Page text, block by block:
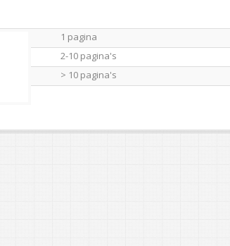
1 pagina
2-10 pagina's
> 10 pagina's